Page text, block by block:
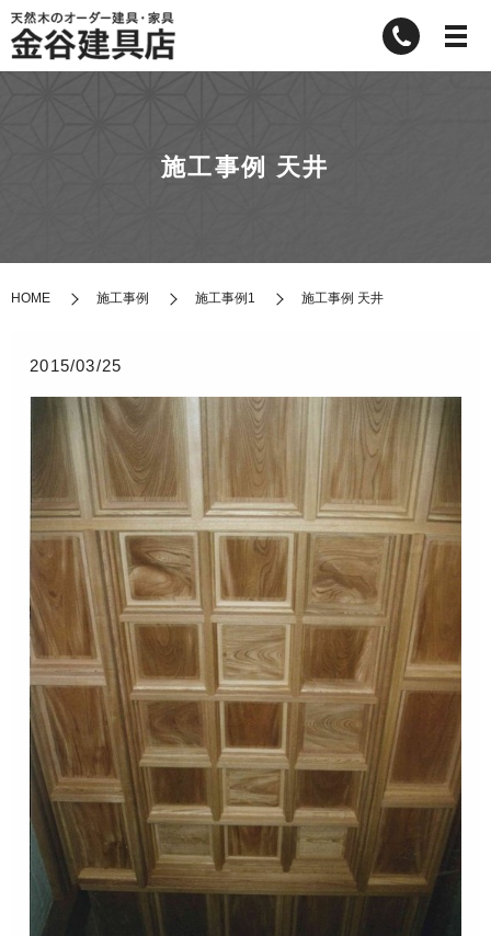
施工事例 天井
HOME 施工事例 施工事例1 施工事例 天井
2015/03/25